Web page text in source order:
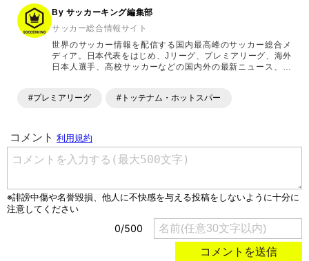
By サッカーキング編集部
サッカー総合情報サイト
世界のサッカー情報を配信する国内最高峰のサッカー総合メ
ディア。日本代表をはじめ、Jリーグ、プレミアリーグ、海外
日本人選手、高校サッカーなどの国内外の最新ニュース、コ
ます。「X」「Instagram」「YouTube」「TikTok」など、
#プレミアリーグ #トッテナム・ホットスパー